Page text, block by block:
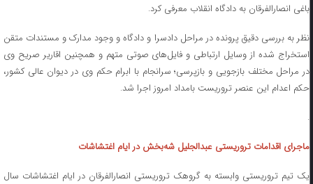
باغی انصارالفرقان به دادگاه انقلاب معرفی کرد.
نظر به بررسی دقیق پرونده در مراحل دادسرا و دادگاه و وجود مدارک و مستندات متقن
استخراج شده از وسایل ارتباطی و فایل‌های صوتی متهم و همچنین اقاریر صریح وی
در مراحل مختلف بازجویی و بازپرسی؛ سرانجام با ابرام حکم وی در دیوان عالی کشور،
حکم اعدام این عنصر تروریست بامداد امروز اجرا شد.
ماجرای اقدامات تروریستی عبدالجلیل شه‌بخش در ایام اغتشاشات
یک تیم تروریستی وابسته به گروهک تروریستی انصارالفرقان در ایام اغتشاشات سال